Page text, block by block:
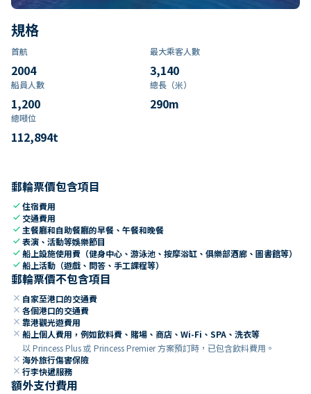
規格
首航
2004
最大乘客人數
3,140
船員人數
1,200
總長（米）
290m
總噸位
112,894t
郵輪票價包含項目
check住宿費用
check 交通費用
check 主餐廳和自助餐廳的早餐、午餐和晚餐
check表演、活動等娛樂節目
check船上設施使用費（健身中心、游泳池、按摩浴缸、俱樂部酒廊、圖書館等）
check船上活動（遊戲、問答、手工課程等）
郵輪票價不包含項目
close 自家至港口的交通費
close 各個港口的交通費
close 靠港觀光遊費用
close 船上個人費用，例如飲料費、賭場、商店、Wi-Fi、SPA、洗衣等
以 Princess Plus 或 Princess Premier 方案預訂時，已包含飲料費用。
close 海外旅行傷害保險
close 行李快遞服務
額外支付費用